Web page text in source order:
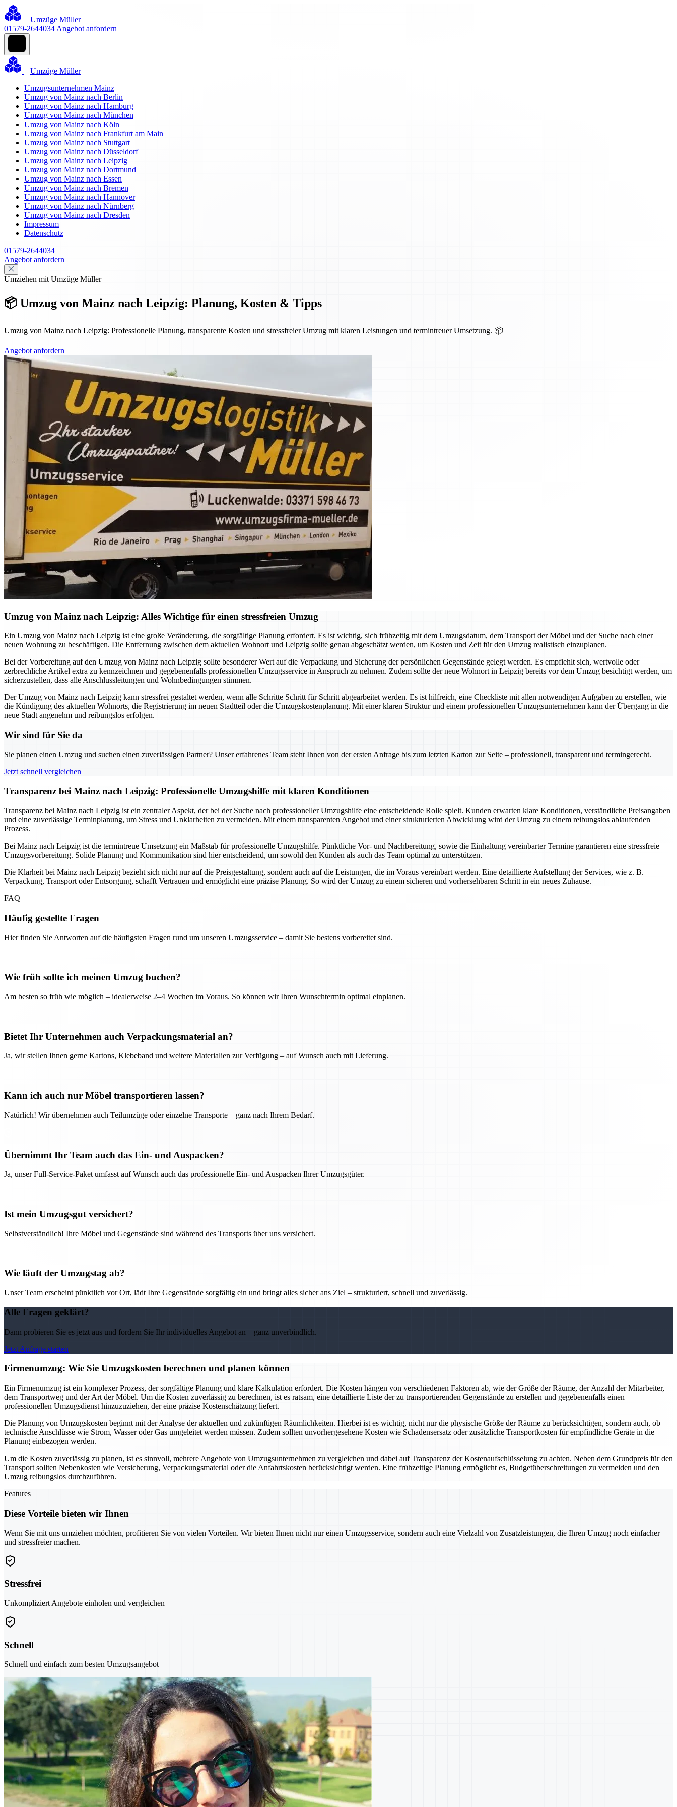
Umzüge Müller
01579-2644034 Angebot anfordern
Umzüge Müller
Umzugsunternehmen Mainz
Umzug von Mainz nach Berlin
Umzug von Mainz nach Hamburg
Umzug von Mainz nach München
Umzug von Mainz nach Köln
Umzug von Mainz nach Frankfurt am Main
Umzug von Mainz nach Stuttgart
Umzug von Mainz nach Düsseldorf
Umzug von Mainz nach Leipzig
Umzug von Mainz nach Dortmund
Umzug von Mainz nach Essen
Umzug von Mainz nach Bremen
Umzug von Mainz nach Hannover
Umzug von Mainz nach Nürnberg
Umzug von Mainz nach Dresden
Impressum
Datenschutz
01579-2644034
Angebot anfordern
Umziehen mit Umzüge Müller
📦 Umzug von Mainz nach Leipzig: Planung, Kosten & Tipps
Umzug von Mainz nach Leipzig: Professionelle Planung, transparente Kosten und stressfreier Umzug mit klaren Leistungen und termintreuer Umsetzung. 📦
Angebot anfordern
Umzug von Mainz nach Leipzig: Alles Wichtige für einen stressfreien Umzug
Ein Umzug von Mainz nach Leipzig ist eine große Veränderung, die sorgfältige Planung erfordert. Es ist wichtig, sich frühzeitig mit dem Umzugsdatum, dem Transport der Möbel und der Suche nach einer
neuen Wohnung zu beschäftigen. Die Entfernung zwischen dem aktuellen Wohnort und Leipzig sollte genau abgeschätzt werden, um Kosten und Zeit für den Umzug realistisch einzuplanen.
Bei der Vorbereitung auf den Umzug von Mainz nach Leipzig sollte besonderer Wert auf die Verpackung und Sicherung der persönlichen Gegenstände gelegt werden. Es empfiehlt sich, wertvolle oder
zerbrechliche Artikel extra zu kennzeichnen und gegebenenfalls professionellen Umzugsservice in Anspruch zu nehmen. Zudem sollte der neue Wohnort in Leipzig bereits vor dem Umzug besichtigt werden, um
sicherzustellen, dass alle Anschlussleitungen und Wohnbedingungen stimmen.
Der Umzug von Mainz nach Leipzig kann stressfrei gestaltet werden, wenn alle Schritte Schritt für Schritt abgearbeitet werden. Es ist hilfreich, eine Checkliste mit allen notwendigen Aufgaben zu erstellen, wie
die Kündigung des aktuellen Wohnorts, die Registrierung im neuen Stadtteil oder die Umzugskostenplanung. Mit einer klaren Struktur und einem professionellen Umzugsunternehmen kann der Übergang in die
neue Stadt angenehm und reibungslos erfolgen.
Wir sind für Sie da
Sie planen einen Umzug und suchen einen zuverlässigen Partner? Unser erfahrenes Team steht Ihnen von der ersten Anfrage bis zum letzten Karton zur Seite – professionell, transparent und termingerecht.
Jetzt schnell vergleichen
Transparenz bei Mainz nach Leipzig: Professionelle Umzugshilfe mit klaren Konditionen
Transparenz bei Mainz nach Leipzig ist ein zentraler Aspekt, der bei der Suche nach professioneller Umzugshilfe eine entscheidende Rolle spielt. Kunden erwarten klare Konditionen, verständliche Preisangaben
und eine zuverlässige Terminplanung, um Stress und Unklarheiten zu vermeiden. Mit einem transparenten Angebot und einer strukturierten Abwicklung wird der Umzug zu einem reibungslos ablaufenden
Prozess.
Bei Mainz nach Leipzig ist die termintreue Umsetzung ein Maßstab für professionelle Umzugshilfe. Pünktliche Vor- und Nachbereitung, sowie die Einhaltung vereinbarter Termine garantieren eine stressfreie
Umzugsvorbereitung. Solide Planung und Kommunikation sind hier entscheidend, um sowohl den Kunden als auch das Team optimal zu unterstützen.
Die Klarheit bei Mainz nach Leipzig bezieht sich nicht nur auf die Preisgestaltung, sondern auch auf die Leistungen, die im Voraus vereinbart werden. Eine detaillierte Aufstellung der Services, wie z. B.
Verpackung, Transport oder Entsorgung, schafft Vertrauen und ermöglicht eine präzise Planung. So wird der Umzug zu einem sicheren und vorhersehbaren Schritt in ein neues Zuhause.
FAQ
Häufig gestellte Fragen
Hier finden Sie Antworten auf die häufigsten Fragen rund um unseren Umzugsservice – damit Sie bestens vorbereitet sind.
Wie früh sollte ich meinen Umzug buchen?
Am besten so früh wie möglich – idealerweise 2–4 Wochen im Voraus. So können wir Ihren Wunschtermin optimal einplanen.
Bietet Ihr Unternehmen auch Verpackungsmaterial an?
Ja, wir stellen Ihnen gerne Kartons, Klebeband und weitere Materialien zur Verfügung – auf Wunsch auch mit Lieferung.
Kann ich auch nur Möbel transportieren lassen?
Natürlich! Wir übernehmen auch Teilumzüge oder einzelne Transporte – ganz nach Ihrem Bedarf.
Übernimmt Ihr Team auch das Ein- und Auspacken?
Ja, unser Full-Service-Paket umfasst auf Wunsch auch das professionelle Ein- und Auspacken Ihrer Umzugsgüter.
Ist mein Umzugsgut versichert?
Selbstverständlich! Ihre Möbel und Gegenstände sind während des Transports über uns versichert.
Wie läuft der Umzugstag ab?
Unser Team erscheint pünktlich vor Ort, lädt Ihre Gegenstände sorgfältig ein und bringt alles sicher ans Ziel – strukturiert, schnell und zuverlässig.
Alle Fragen geklärt?
Dann probieren Sie es jetzt aus und fordern Sie Ihr individuelles Angebot an – ganz unverbindlich.
Jetzt Anfrage starten
Firmenumzug: Wie Sie Umzugskosten berechnen und planen können
Ein Firmenumzug ist ein komplexer Prozess, der sorgfältige Planung und klare Kalkulation erfordert. Die Kosten hängen von verschiedenen Faktoren ab, wie der Größe der Räume, der Anzahl der Mitarbeiter,
dem Transportweg und der Art der Möbel. Um die Kosten zuverlässig zu berechnen, ist es ratsam, eine detaillierte Liste der zu transportierenden Gegenstände zu erstellen und gegebenenfalls einen
professionellen Umzugsdienst hinzuzuziehen, der eine präzise Kostenschätzung liefert.
Die Planung von Umzugskosten beginnt mit der Analyse der aktuellen und zukünftigen Räumlichkeiten. Hierbei ist es wichtig, nicht nur die physische Größe der Räume zu berücksichtigen, sondern auch, ob
technische Anschlüsse wie Strom, Wasser oder Gas umgeleitet werden müssen. Zudem sollten unvorhergesehene Kosten wie Schadensersatz oder zusätzliche Transportkosten für empfindliche Geräte in die
Planung einbezogen werden.
Um die Kosten zuverlässig zu planen, ist es sinnvoll, mehrere Angebote von Umzugsunternehmen zu vergleichen und dabei auf Transparenz der Kostenaufschlüsselung zu achten. Neben dem Grundpreis für den
Transport sollten Nebenkosten wie Versicherung, Verpackungsmaterial oder die Anfahrtskosten berücksichtigt werden. Eine frühzeitige Planung ermöglicht es, Budgetüberschreitungen zu vermeiden und den
Umzug reibungslos durchzuführen.
Features
Diese Vorteile bieten wir Ihnen
Wenn Sie mit uns umziehen möchten, profitieren Sie von vielen Vorteilen. Wir bieten Ihnen nicht nur einen Umzugsservice, sondern auch eine Vielzahl von Zusatzleistungen, die Ihren Umzug noch einfacher
und stressfreier machen.
Stressfrei
Unkompliziert Angebote einholen und vergleichen
Schnell
Schnell und einfach zum besten Umzugsangebot